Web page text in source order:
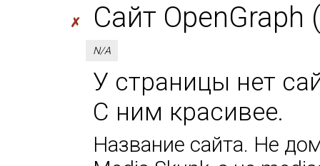
✗ Сайт OpenGraph
N/A
У страницы нет
С ним красивее.
Название сайта. Не